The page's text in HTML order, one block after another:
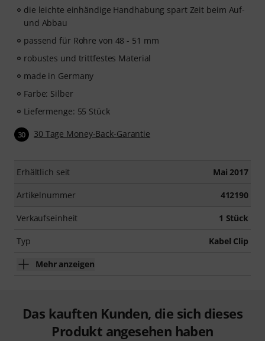
die leichte einhändige Handhabung spart Zeit beim Auf-
und Abbau
passend für Rohre von 48 - 51 mm
robustes und trittfestes Material
made in Germany
Farbe: Silber
Liefermenge: 55 Stück
30 30 Tage Money-Back-Garantie
Erhältlich seit Mai 2017
Artikelnummer 412190
Verkaufseinheit 1 Stück
Typ Kabel Clip
Mehr anzeigen
Das kauften Kunden, die sich dieses
Produkt angesehen haben